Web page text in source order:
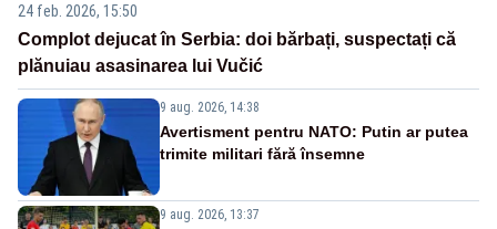
24 feb. 2026, 15:50
Complot dejucat în Serbia: doi bărbați, suspectați că
plănuiau asasinarea lui Vučić
9 aug. 2026, 14:38
Avertisment pentru NATO: Putin ar putea
trimite militari fără însemne
9 aug. 2026, 13:37